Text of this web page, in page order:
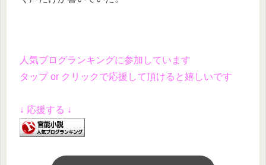
人気ブログランキングに参加しています
タップ or クリックで応援して頂けると嬉しいです
↓ 応援する ↓